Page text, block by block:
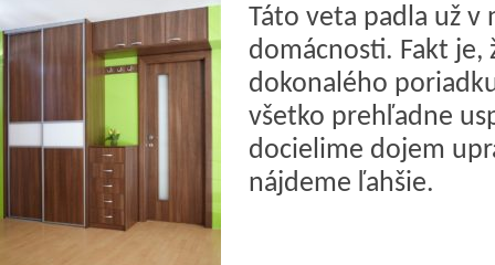
Táto veta padla už v
domácnosti. Fakt je,
dokonalého
všetko prehľadne
docielime dojem
nájdeme ľahšie.